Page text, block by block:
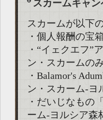
スカームキャ
スカームが以下
・個人報酬の宝
・“イェクエフ”
ン・スカームのみ
・Balamor's
ン・スカーム-ヨ
・だいじなもの
ーム-ヨルシア森